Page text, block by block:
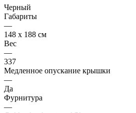
Черный
Габариты
—
148 x 188 см
Вес
—
337
Медленное опускание крышки
—
Да
Фурнитура
—